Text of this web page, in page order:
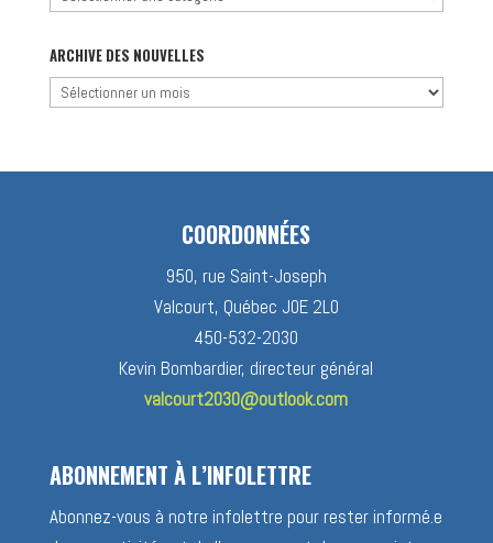
catégorie
ARCHIVE DES NOUVELLES
Archive
COORDONNÉES
950, rue Saint-Joseph
Valcourt, Québec J0E 2L0
450-532-2030
Kevin Bombardier, directeur général
valcourt2030@outlook.com
ABONNEMENT À L’INFOLETTRE
Abonnez-vous à notre infolettre pour rester informé.e